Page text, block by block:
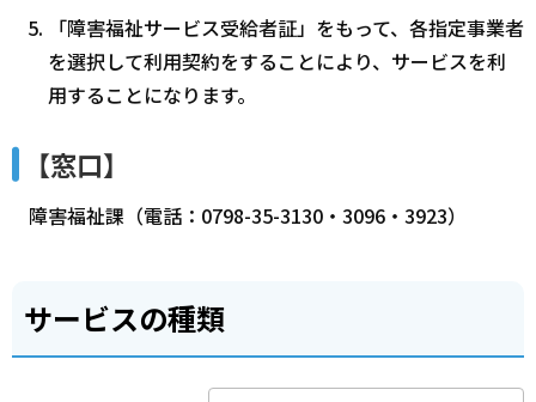
「障害福祉サービス受給者証」をもって、各指定事業者
を選択して利用契約をすることにより、サービスを利
用することになります。
【窓口】
障害福祉課（電話：0798-35-3130・3096・3923）
サービスの種類